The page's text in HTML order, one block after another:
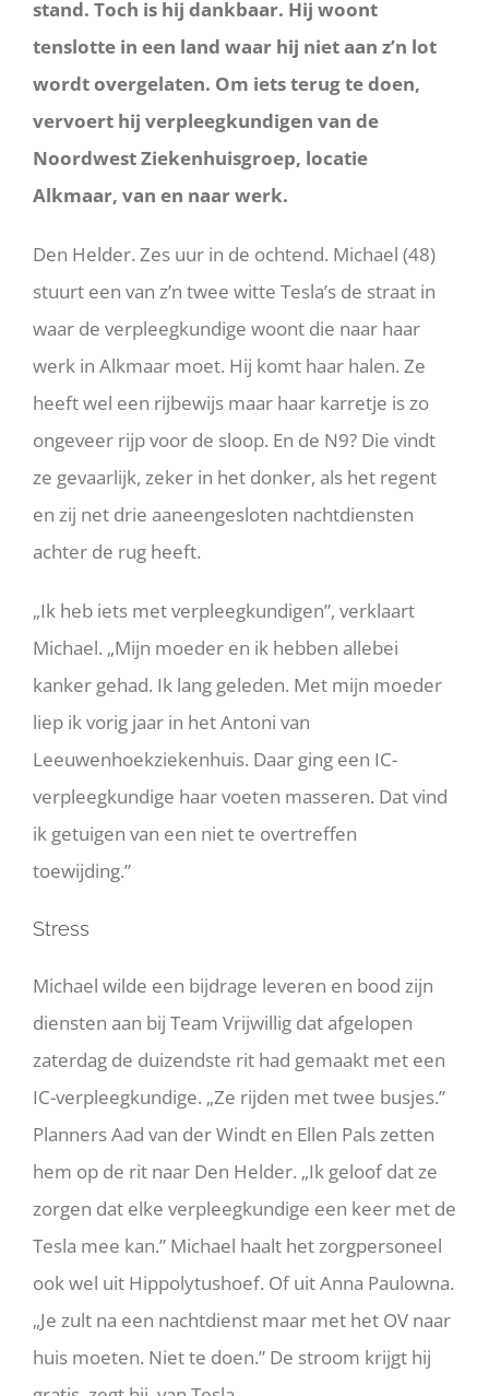
stand. Toch is hij dankbaar. Hij woont
tenslotte in een land waar hij niet aan z’n lot
wordt overgelaten. Om iets terug te doen,
vervoert hij verpleegkundigen van de
Noordwest Ziekenhuisgroep, locatie
Alkmaar, van en naar werk.
Den Helder. Zes uur in de ochtend. Michael (48)
stuurt een van z’n twee witte Tesla’s de straat in
waar de verpleegkundige woont die naar haar
werk in Alkmaar moet. Hij komt haar halen. Ze
heeft wel een rijbewijs maar haar karretje is zo
ongeveer rijp voor de sloop. En de N9? Die vindt
ze gevaarlijk, zeker in het donker, als het regent
en zij net drie aaneengesloten nachtdiensten
achter de rug heeft.
„Ik heb iets met verpleegkundigen”, verklaart
Michael. „Mijn moeder en ik hebben allebei
kanker gehad. Ik lang geleden. Met mijn moeder
liep ik vorig jaar in het Antoni van
Leeuwenhoekziekenhuis. Daar ging een IC-
verpleegkundige haar voeten masseren. Dat vind
ik getuigen van een niet te overtreffen
toewijding.”
Stress
Michael wilde een bijdrage leveren en bood zijn
diensten aan bij Team Vrijwillig dat afgelopen
zaterdag de duizendste rit had gemaakt met een
IC-verpleegkundige. „Ze rijden met twee busjes.”
Planners Aad van der Windt en Ellen Pals zetten
hem op de rit naar Den Helder. „Ik geloof dat ze
zorgen dat elke verpleegkundige een keer met de
Tesla mee kan.” Michael haalt het zorgpersoneel
ook wel uit Hippolytushoef. Of uit Anna Paulowna.
„Je zult na een nachtdienst maar met het OV naar
huis moeten. Niet te doen.” De stroom krijgt hij